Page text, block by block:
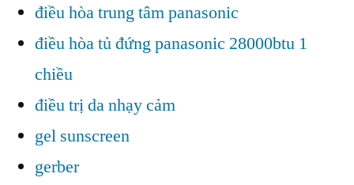
điều hòa trung tâm panasonic
điều hòa tủ đứng panasonic 28000btu 1
chiều
điều trị da nhạy cảm
gel sunscreen
gerber